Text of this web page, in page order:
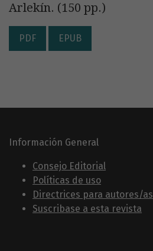
Arlekín. (150 pp.)
PDF EPUB
Información General
Consejo Editorial
Políticas de uso
Directrices para autores/as
Suscribase a esta revista